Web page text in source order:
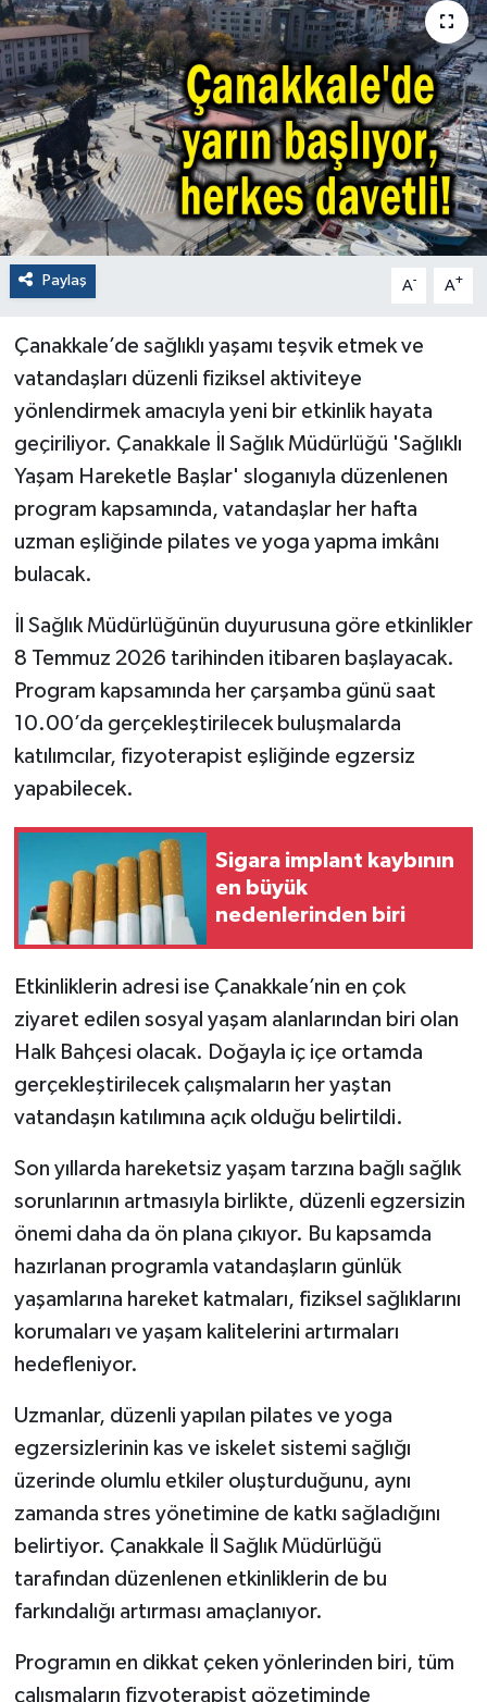
Paylaş A- A+
Çanakkale’de sağlıklı yaşamı teşvik etmek ve
vatandaşları düzenli fiziksel aktiviteye
yönlendirmek amacıyla yeni bir etkinlik hayata
geçiriliyor. Çanakkale İl Sağlık Müdürlüğü 'Sağlıklı
Yaşam Hareketle Başlar' sloganıyla düzenlenen
program kapsamında, vatandaşlar her hafta
uzman eşliğinde pilates ve yoga yapma imkânı
bulacak.
İl Sağlık Müdürlüğünün duyurusuna göre etkinlikler
8 Temmuz 2026 tarihinden itibaren başlayacak.
Program kapsamında her çarşamba günü saat
10.00’da gerçekleştirilecek buluşmalarda
katılımcılar, fizyoterapist eşliğinde egzersiz
yapabilecek.
Sigara implant kaybının
en büyük
nedenlerinden biri
Etkinliklerin adresi ise Çanakkale’nin en çok
ziyaret edilen sosyal yaşam alanlarından biri olan
Halk Bahçesi olacak. Doğayla iç içe ortamda
gerçekleştirilecek çalışmaların her yaştan
vatandaşın katılımına açık olduğu belirtildi.
Son yıllarda hareketsiz yaşam tarzına bağlı sağlık
sorunlarının artmasıyla birlikte, düzenli egzersizin
önemi daha da ön plana çıkıyor. Bu kapsamda
hazırlanan programla vatandaşların günlük
yaşamlarına hareket katmaları, fiziksel sağlıklarını
korumaları ve yaşam kalitelerini artırmaları
hedefleniyor.
Uzmanlar, düzenli yapılan pilates ve yoga
egzersizlerinin kas ve iskelet sistemi sağlığı
üzerinde olumlu etkiler oluşturduğunu, aynı
zamanda stres yönetimine de katkı sağladığını
belirtiyor. Çanakkale İl Sağlık Müdürlüğü
tarafından düzenlenen etkinliklerin de bu
farkındalığı artırması amaçlanıyor.
Programın en dikkat çeken yönlerinden biri, tüm
çalışmaların fizyoterapist gözetiminde